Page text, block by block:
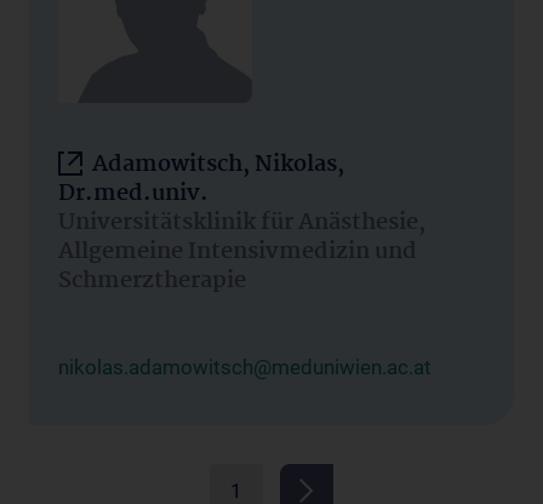
Adamowitsch, Nikolas,
Dr.med.univ.
Universitätsklinik für Anästhesie,
Allgemeine Intensivmedizin und
Schmerztherapie
nikolas.adamowitsch@meduniwien.ac.at
1